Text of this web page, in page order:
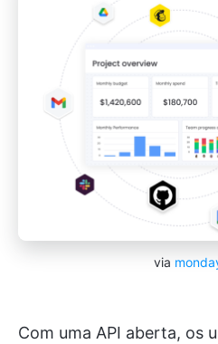
via
Com uma API aberta, os